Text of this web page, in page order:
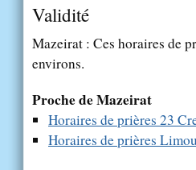
Validité
Mazeirat : Ces horaires de
environs.
Proche de Mazeirat
Horaires de prières 23
Horaires de prières